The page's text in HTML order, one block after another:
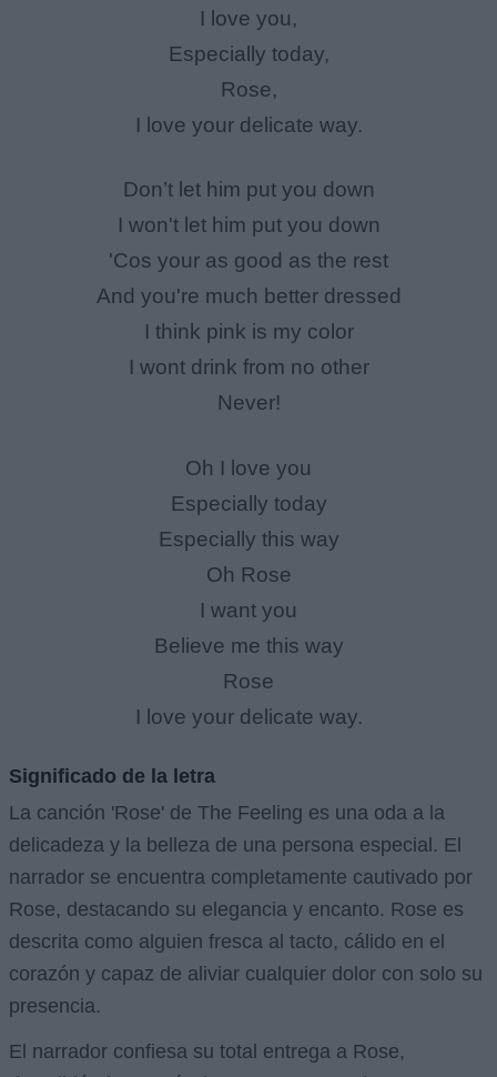
I love you,
Especially today,
Rose,
I love your delicate way.
Don’t let him put you down
I won't let him put you down
'Cos your as good as the rest
And you're much better dressed
I think pink is my color
I wont drink from no other
Never!
Oh I love you
Especially today
Especially this way
Oh Rose
I want you
Believe me this way
Rose
I love your delicate way.
Significado de la letra
La canción 'Rose' de The Feeling es una oda a la
delicadeza y la belleza de una persona especial. El
narrador se encuentra completamente cautivado por
Rose, destacando su elegancia y encanto. Rose es
descrita como alguien fresca al tacto, cálido en el
corazón y capaz de aliviar cualquier dolor con solo su
presencia.
El narrador confiesa su total entrega a Rose,